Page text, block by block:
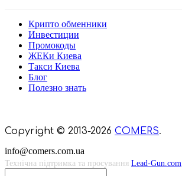
Крипто обменники
Инвестиции
Промокоды
ЖЕКи Киева
Такси Киева
Блог
Полезно знать
Copyright © 2013-2026 COMERS.
info@comers.com.ua
Технічна підтримка та просування Lead-Gun.com